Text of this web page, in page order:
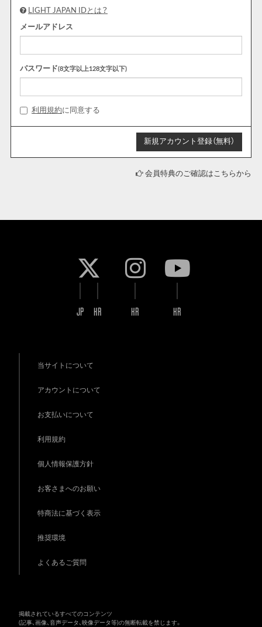
LIGHT JAPAN IDとは？
メールアドレス
パスワード(8文字以上128文字以下)
利用規約に同意する
会員特典のご確認はこちらから
JP KR KR KR
当サイトについて
アカウントについて
お支払いについて
利用規約
個人情報保護方針
お客さまへのお願い
特商法に基づく表示
推奨環境
よくあるご質問
掲載されているすべてのコンテンツ
(記事、画像、音声データ、映像データ等)の無断転載を禁じます。